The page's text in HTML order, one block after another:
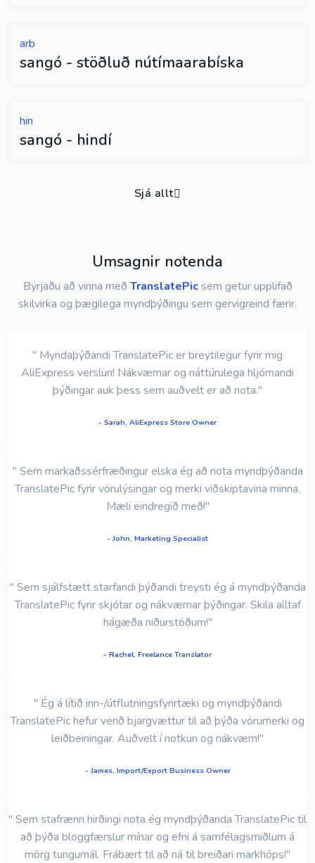
arb
sangó - stöðluð nútímaarabíska
hin
sangó - hindí
Sjá allt
Umsagnir notenda
Byrjaðu að vinna með TranslatePicsem getur upplifað
skilvirka og þægilega myndþýðingu sem gervigreind færir.
" Myndaþýðandi TranslatePic er breytilegur fyrir mig
AliExpress verslun! Nákvæmar og náttúrulega hljómandi
þýðingar auk þess sem auðvelt er að nota."
- Sarah, AliExpress Store Owner
" Sem markaðssérfræðingur elska ég að nota myndþýðanda
TranslatePic fyrir vörulýsingar og merki viðskiptavina minna.
Mæli eindregið með!"
- John, Marketing Specialist
" Sem sjálfstætt starfandi þýðandi treysti ég á myndþýðanda
TranslatePic fyrir skjótar og nákvæmar þýðingar. Skila alltaf
hágæða niðurstöðum!"
- Rachel, Freelance Translator
" Ég á lítið inn-/útflutningsfyrirtæki og myndþýðandi
TranslatePic hefur verið bjargvættur til að þýða vörumerki og
leiðbeiningar. Auðvelt í notkun og nákvæm!"
- James, Import/Export Business Owner
" Sem stafrænn hirðingi nota ég myndþýðanda TranslatePic til
að þýða bloggfærslur mínar og efni á samfélagsmiðlum á
mörg tungumál. Frábært til að ná til breiðari markhóps!"